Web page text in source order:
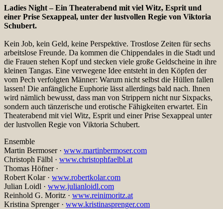
Ladies Night – Ein Theaterabend mit viel Witz, Esprit und
einer Prise Sexappeal, unter der lustvollen Regie von Viktoria
Schubert.
Kein Job, kein Geld, keine Perspektive. Trostlose Zeiten für sechs
arbeitslose Freunde. Da kommen die Chippendales in die Stadt und
die Frauen stehen Kopf und stecken viele große Geldscheine in ihre
kleinen Tangas. Eine verwegene Idee entsteht in den Köpfen der
vom Pech verfolgten Männer: Warum nicht selbst die Hüllen fallen
lassen! Die anfängliche Euphorie lässt allerdings bald nach. Ihnen
wird nämlich bewusst, dass man von Strippern nicht nur Sixpacks,
sondern auch tänzerische und erotische Fähigkeiten erwartet. Ein
Theaterabend mit viel Witz, Esprit und einer Prise Sexappeal unter
der lustvollen Regie von Viktoria Schubert.
Ensemble
Martin Bermoser · www.martinbermoser.com
Christoph Fälbl · www.christophfaelbl.at
Thomas Höfner ·
Robert Kolar · www.robertkolar.com
Julian Loidl · www.julianloidl.com
Reinhold G. Moritz · www.reinimoritz.at
Kristina Sprenger · www.kristinasprenger.com